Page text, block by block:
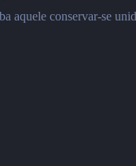
aquele conservar-se